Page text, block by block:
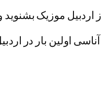
اردبیل موزیک
اولین بار در